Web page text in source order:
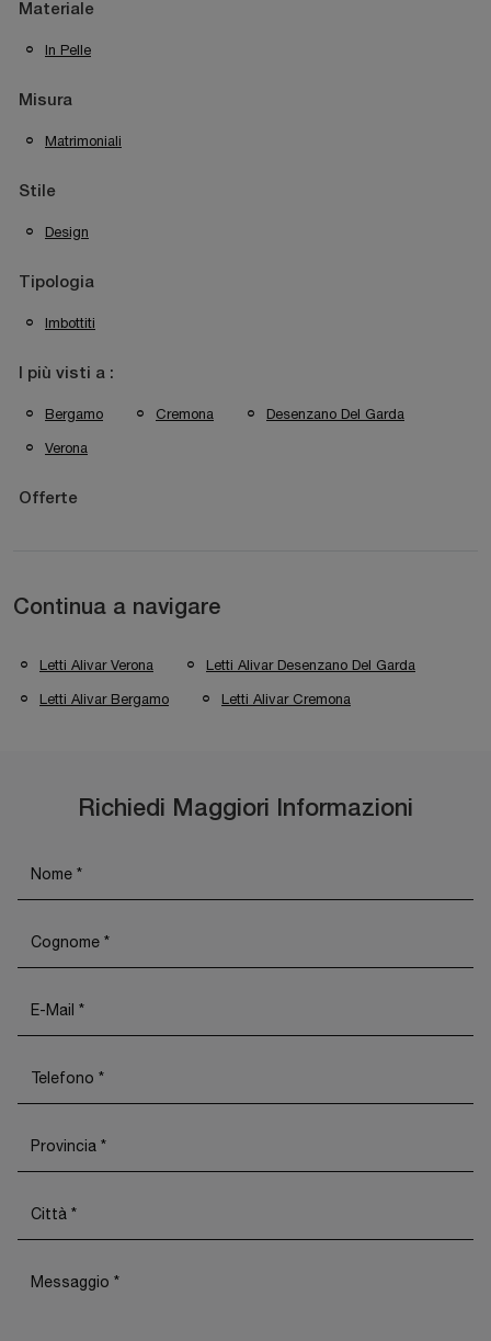
Materiale
In Pelle
Misura
Matrimoniali
Stile
Design
Tipologia
Imbottiti
I più visti a :
Bergamo Cremona Desenzano Del Garda
Verona
Offerte
Continua a navigare
Letti Alivar Verona Letti Alivar Desenzano Del Garda
Letti Alivar Bergamo Letti Alivar Cremona
Richiedi Maggiori Informazioni